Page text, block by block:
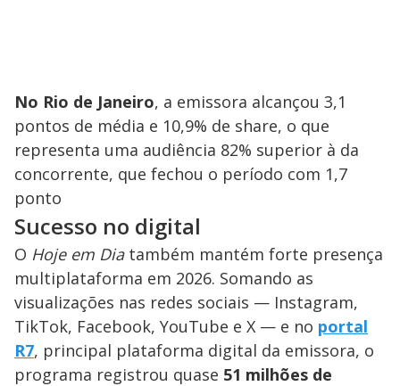
No Rio de Janeiro, a emissora alcançou 3,1
pontos de média e 10,9% de share, o que
representa uma audiência 82% superior à da
concorrente, que fechou o período com 1,7
ponto
Sucesso no digital
O Hoje em Diatambém mantém forte presença
multiplataforma em 2026. Somando as
visualizações nas redes sociais — Instagram,
TikTok, Facebook, YouTube e X — e no portal
R7, principal plataforma digital da emissora, o
programa registrou quase 51 milhões de